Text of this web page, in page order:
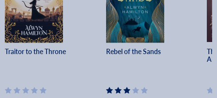
Traitor to the Throne Rebel of the Sands